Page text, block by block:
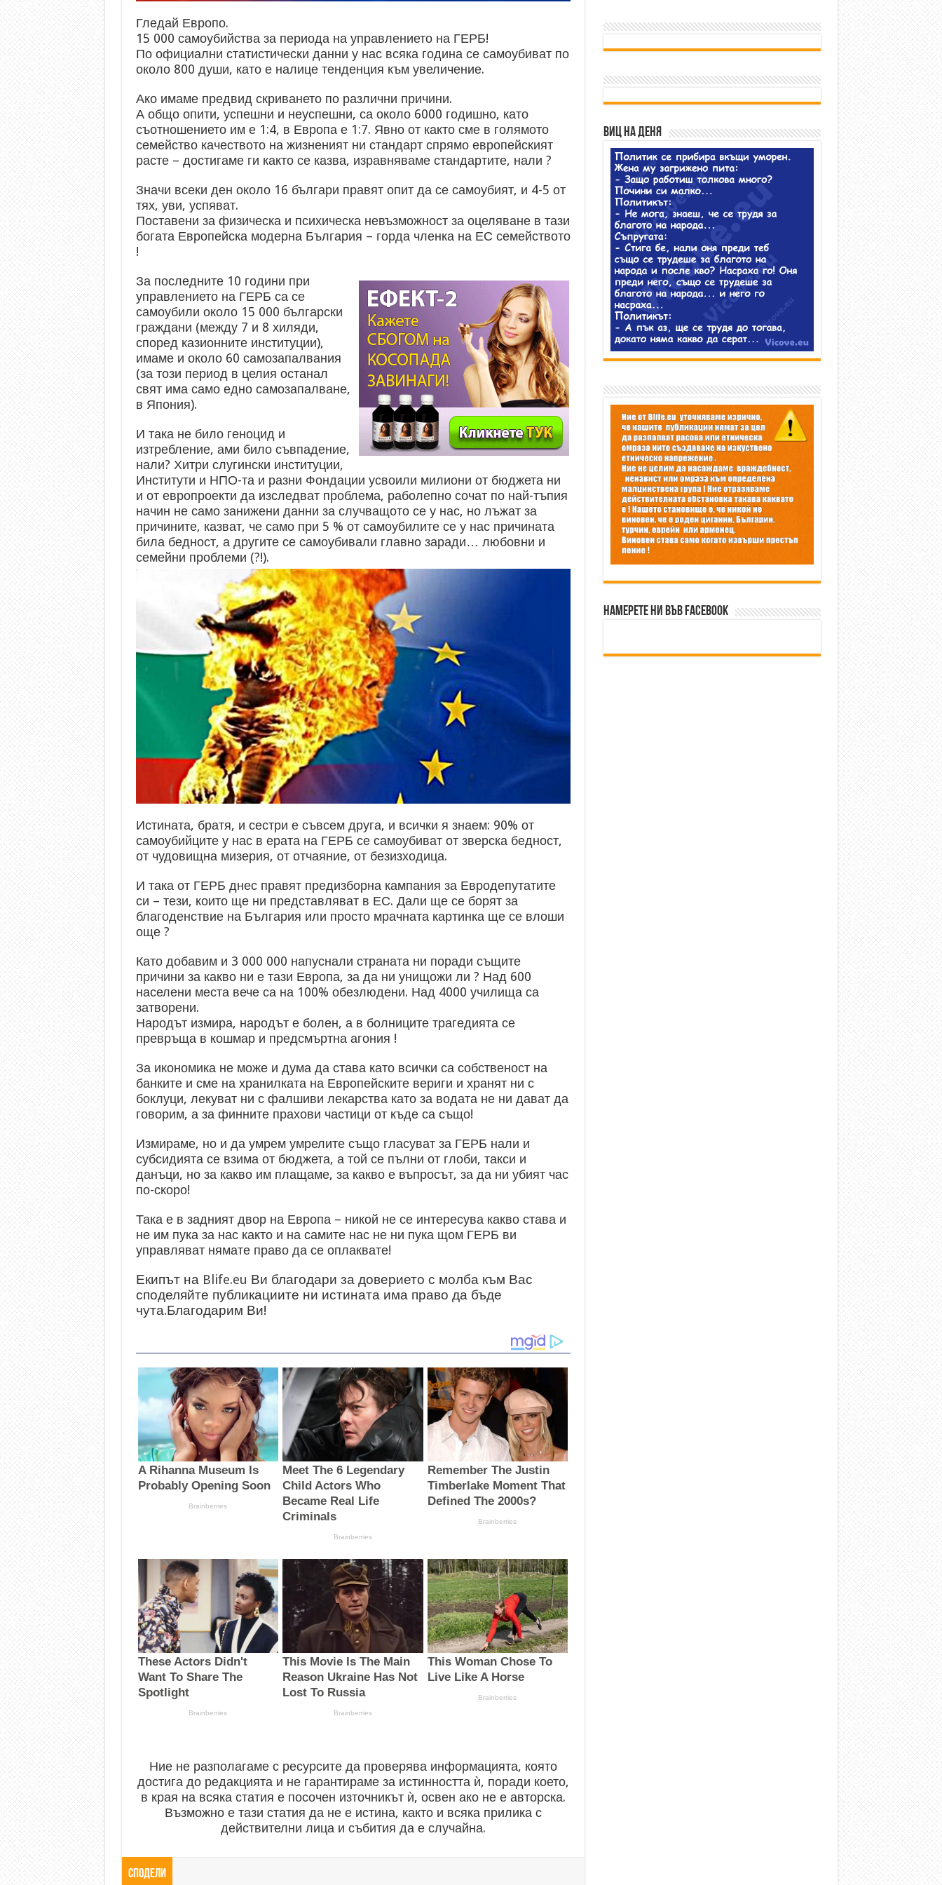
Гледай Европо.
15 000 самоубийства за периода на управлението на ГЕРБ!
По официални статистически данни у нас всяка година се самоубиват по
около 800 души, като е налице тенденция към увеличение.
Ако имаме предвид скриването по различни причини.
А общо опити, успешни и неуспешни, са около 6000 годишно, като
съотношението им е 1:4, в Европа е 1:7. Явно от както сме в голямото
семейство качеството на жизненият ни стандарт спрямо европейският
расте – достигаме ги както се казва, изравняваме стандартите, нали ?
Значи всеки ден около 16 българи правят опит да се самоубият, и 4-5 от
тях, уви, успяват.
Поставени за физическа и психическа невъзможност за оцеляване в тази
богата Европейска модерна България – горда членка на ЕС семейството
!
За последните 10 години при
управлението на ГЕРБ са се
самоубили около 15 000 български
граждани (между 7 и 8 хиляди,
според казионните институции),
имаме и около 60 самозапалвания
(за този период в целия останал
свят има само едно самозапалване,
в Япония).
И така не било геноцид и
изтребление, ами било съвпадение,
нали? Хитри слугински институции,
Институти и НПО-та и разни Фондации усвоили милиони от бюджета ни
и от европроекти да изследват проблема, раболепно сочат по най-тъпия
начин не само занижени данни за случващото се у нас, но лъжат за
причините, казват, че само при 5 % от самоубилите се у нас причината
била бедност, а другите се самоубивали главно заради… любовни и
семейни проблеми (?!).
Истината, братя, и сестри е съвсем друга, и всички я знаем: 90% от
самоубийците у нас в ерата на ГЕРБ се самоубиват от зверска бедност,
от чудовищна мизерия, от отчаяние, от безизходица.
И така от ГЕРБ днес правят предизборна кампания за Евродепутатите
си – тези, които ще ни представляват в ЕС. Дали ще се борят за
благоденствие на България или просто мрачната картинка ще се влоши
още ?
Като добавим и 3 000 000 напуснали страната ни поради същите
причини за какво ни е тази Европа, за да ни унищожи ли ? Над 600
населени места вече са на 100% обезлюдени. Над 4000 училища са
затворени.
Народът измира, народът е болен, а в болниците трагедията се
превръща в кошмар и предсмъртна агония !
За икономика не може и дума да става като всички са собственост на
банките и сме на хранилката на Европейските вериги и хранят ни с
боклуци, лекуват ни с фалшиви лекарства като за водата не ни дават да
говорим, а за финните прахови частици от къде са също!
Измираме, но и да умрем умрелите също гласуват за ГЕРБ нали и
субсидията се взима от бюджета, а той се пълни от глоби, такси и
данъци, но за какво им плащаме, за какво е въпросът, за да ни убият час
по-скоро!
Така е в задният двор на Европа – никой не се интересува какво става и
не им пука за нас както и на самите нас не ни пука щом ГЕРБ ви
управляват нямате право да се оплаквате!
Екипът на Blife.eu Ви благодари за доверието с молба към Вас
споделяйте публикациите ни истината има право да бъде
чута.Благодарим Ви!
Ние не разполагаме с ресурсите да проверява информацията, която
достига до редакцията и не гарантираме за истинността ѝ, поради което,
в края на всяка статия е посочен източникът ѝ, освен ако не е авторска.
Възможно е тази статия да не е истина, както и всяка прилика с
действителни лица и събития да е случайна.
Сподели
Виц на деня
Намерете ни във Facebook